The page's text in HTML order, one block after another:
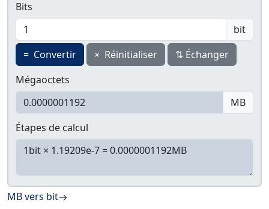
Bits
bit
= Convertir × Réinitialiser ⇅ Échanger
Mégaoctets
MB
Étapes de calcul
MB vers bit